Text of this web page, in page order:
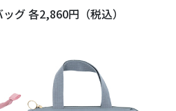
グ 各2,860円（税込）